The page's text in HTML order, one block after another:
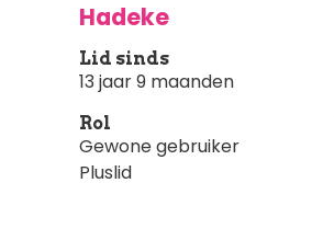
Hadeke
Lid sinds
13 jaar 9 maanden
Rol
Gewone gebruiker
Pluslid